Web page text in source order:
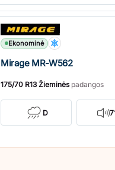
Ekonominė
Mirage MR-W562
175/70 R13 Žieminėspadangos
D